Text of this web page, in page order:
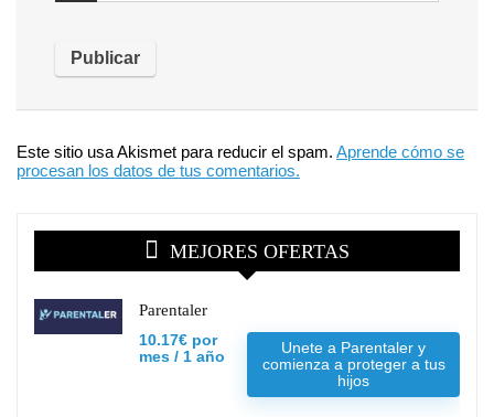
Este sitio usa Akismet para reducir el spam. Aprende cómo se
procesan los datos de tus comentarios.
MEJORES OFERTAS
Parentaler
10.17€ por
mes / 1 año
Unete a Parentaler y
comienza a proteger a tus
hijos